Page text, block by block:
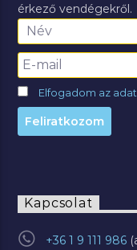
érkező vendégekről.
Elfogadom az
Kapcsolat
+36 1 9 111 986